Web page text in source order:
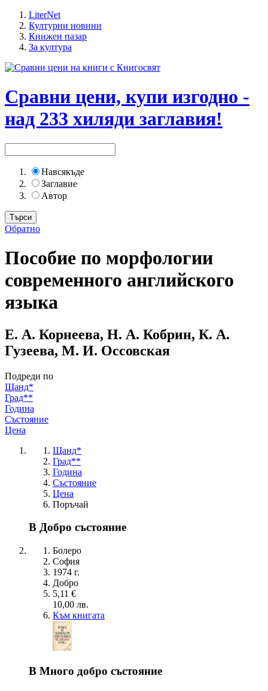
LiterNet
Културни новини
Книжен пазар
За култура
Сравни цени, купи изгодно -
над 233 хиляди заглавия!
Навсякъде
Заглавие
Автор
Обратно
Пособие по морфологии
современного английского
языка
Е. А. Корнеева, Н. А. Кобрин, К. А.
Гузеева, М. И. Оссовская
Подреди по
Щанд*
Град**
Година
Състояние
Цена
Щанд*
Град**
Година
Състояние
Цена
Поръчай
В Добро състояние
Болеро
София
1974 г.
Добро
5,11 €
10,00 лв.
Към книгата
В Много добро състояние